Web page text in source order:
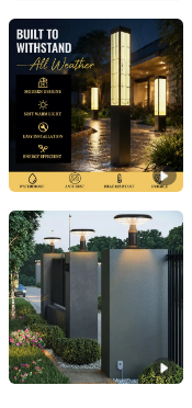
Changzhou
Jiangsu, China
Sichuan Laihong
Sichuan, China